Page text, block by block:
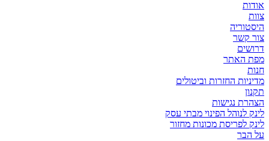
אודות
צוות
היסטוריה
צור קשר
דרושים
מפת האתר
חנות
מדיניות החזרות וביטולים
תקנון
הצהרת נגישות
לינק לנוהל הפינוי מבתי עסק
לינק לפריסת מכונות מחזור
על הבר